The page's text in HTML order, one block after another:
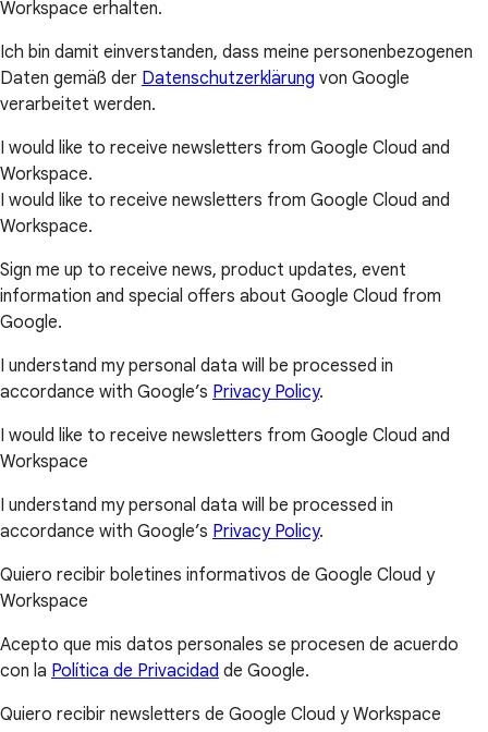
Workspace erhalten.
Ich bin damit einverstanden, dass meine personenbezogenen
Daten gemäß der Datenschutzerklärung von Google
verarbeitet werden.
I would like to receive newsletters from Google Cloud and
Workspace.
I would like to receive newsletters from Google Cloud and
Workspace.
Sign me up to receive news, product updates, event
information and special offers about Google Cloud from
Google.
I understand my personal data will be processed in
accordance with Google’s Privacy Policy.
I would like to receive newsletters from Google Cloud and
Workspace
I understand my personal data will be processed in
accordance with Google’s Privacy Policy.
Quiero recibir boletines informativos de Google Cloud y
Workspace
Acepto que mis datos personales se procesen de acuerdo
con la Política de Privacidad de Google.
Quiero recibir newsletters de Google Cloud y Workspace